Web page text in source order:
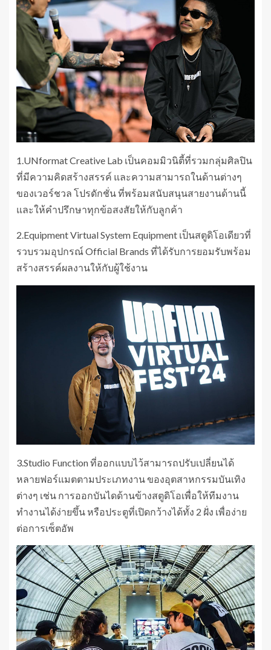
1.UNformat Creative Lab เป็นคอมมิวนิตี้ที่รวมกลุ่มศิลปิน
ที่มีความคิดสร้างสรรค์ และความสามารถในด้านต่างๆ
ของเวอร์ชวล โปรดักชั่น ที่พร้อมสนับสนุนสายงานด้านนี้
และให้คำปรึกษาทุกข้อสงสัยให้กับลูกค้า
2.Equipment Virtual System Equipment เป็นสตูดิโอเดียวที่
รวบรวมอุปกรณ์ Official Brands ที่ได้รับการยอมรับพร้อม
สร้างสรรค์ผลงานให้กับผู้ใช้งาน
3.Studio Function ที่ออกแบบไว้สามารถปรับเปลี่ยนได้
หลายฟอร์แมตตามประเภทงาน ของอุตสาหกรรมบันเทิง
ต่างๆ เช่น การออกบันไดด้านข้างสตูดิโอเพื่อให้ทีมงาน
ทำงานได้ง่ายขึ้น หรือประตูที่เปิดกว้างได้ทั้ง 2 ฝั่ง เพื่อง่าย
ต่อการเซ็ตอัพ